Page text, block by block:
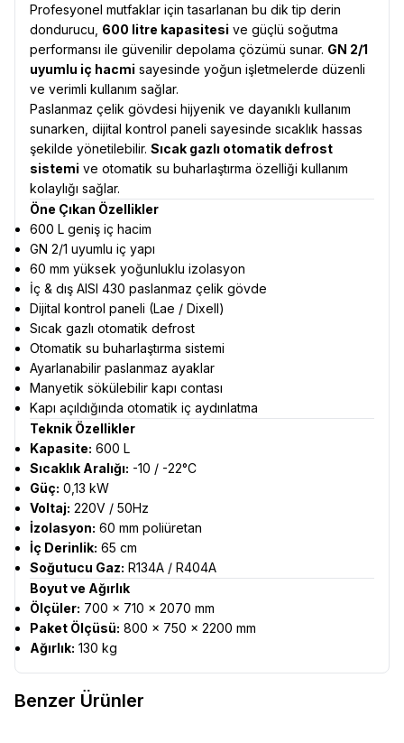
Profesyonel mutfaklar için tasarlanan bu dik tip derin
dondurucu, 600 litre kapasitesi ve güçlü soğutma
performansı ile güvenilir depolama çözümü sunar. GN 2/1
uyumlu iç hacmi sayesinde yoğun işletmelerde düzenli
ve verimli kullanım sağlar.
Paslanmaz çelik gövdesi hijyenik ve dayanıklı kullanım
sunarken, dijital kontrol paneli sayesinde sıcaklık hassas
şekilde yönetilebilir. Sıcak gazlı otomatik defrost
sistemi ve otomatik su buharlaştırma özelliği kullanım
kolaylığı sağlar.
Öne Çıkan Özellikler
600 L geniş iç hacim
GN 2/1 uyumlu iç yapı
60 mm yüksek yoğunluklu izolasyon
İç & dış AISI 430 paslanmaz çelik gövde
Dijital kontrol paneli (Lae / Dixell)
Sıcak gazlı otomatik defrost
Otomatik su buharlaştırma sistemi
Ayarlanabilir paslanmaz ayaklar
Manyetik sökülebilir kapı contası
Kapı açıldığında otomatik iç aydınlatma
Teknik Özellikler
Kapasite: 600 L
Sıcaklık Aralığı: -10 / -22°C
Güç: 0,13 kW
Voltaj: 220V / 50Hz
İzolasyon: 60 mm poliüretan
İç Derinlik: 65 cm
Soğutucu Gaz: R134A / R404A
Boyut ve Ağırlık
Ölçüler: 700 × 710 × 2070 mm
Paket Ölçüsü: 800 × 750 × 2200 mm
Ağırlık: 130 kg
Benzer Ürünler